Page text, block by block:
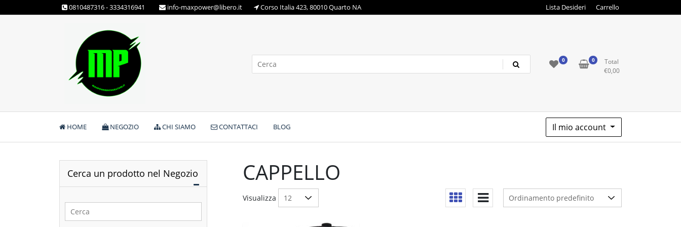
to
0810487316 - 3334316941 info-maxpower@libero.it Corso Italia 423, 80010 Quarto NA Lista Desideri Carrello
Max Power Integratori
0 0
Total
€0,00
HOME NEGOZIO CHI SIAMO CONTATTACI BLOG Il mio account
CAPPELLO
Visualizza
Cerca un prodotto nel Negozio